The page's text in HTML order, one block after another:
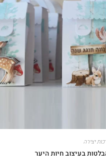
יצירה
בעיצוב חיות היער